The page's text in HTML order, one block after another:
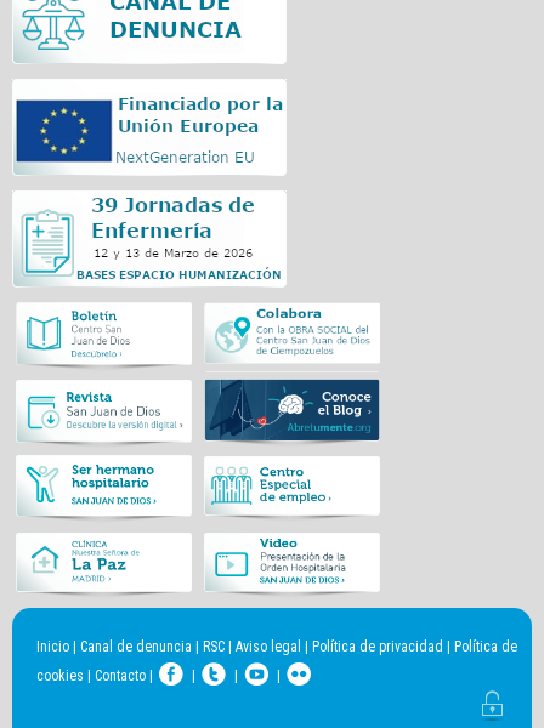
Inicio Canal de denuncia RSC Aviso legal Política de privacidad
Política de
cookies
Contacto